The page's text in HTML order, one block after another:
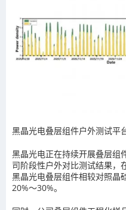
黑晶光电叠层组件户外测试平
黑晶光电正在持续开展叠层组
司阶段性户外对比测试结果，
黑晶光电叠层组件相较对照晶
20%～30%。